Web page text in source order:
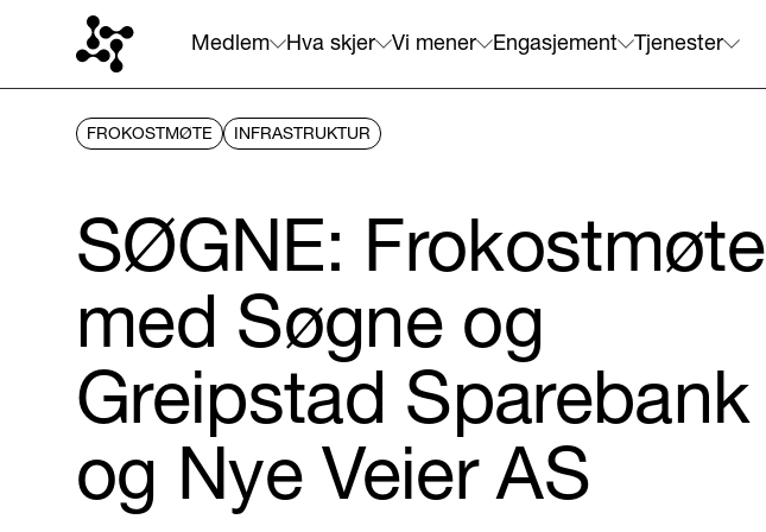
Medlem Hva skjer Vi mener Engasjement Tjenester
FROKOSTMØTE INFRASTRUKTUR
SØGNE: Frokostmøte
med Søgne og
Greipstad Sparebank
og Nye Veier AS